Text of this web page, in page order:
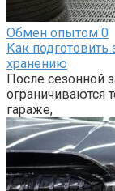
Обмен опытом 0
Как
хранению
После сезонной
ограничиваются
гараже,